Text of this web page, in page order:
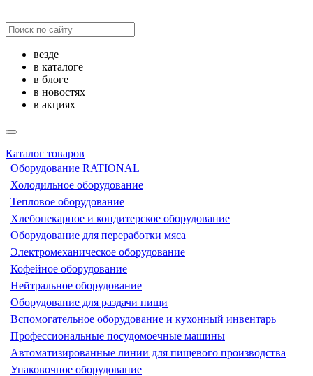
везде
в каталоге
в блоге
в новостях
в акциях
Каталог товаров
Оборудование RATIONAL
Холодильное оборудование
Тепловое оборудование
Хлебопекарное и кондитерское оборудование
Оборудование для переработки мяса
Электромеханическое оборудование
Кофейное оборудование
Нейтральное оборудование
Оборудование для раздачи пищи
Вспомогательное оборудование и кухонный инвентарь
Профессиональные посудомоечные машины
Автоматизированные линии для пищевого производства
Упаковочное оборудование